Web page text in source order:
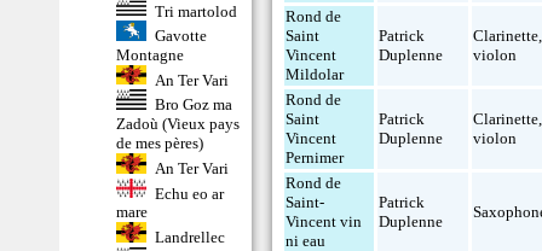
Tri martolod
Gavotte
Montagne
An Ter Vari
Bro Goz ma
Zadoù (Vieux pays
de mes pères)
An Ter Vari
Echu eo ar
mare
Landrellec
Rond de
Saint
Vincent
Mildolar
Patrick
Duplenne
Clarinette,
violon
Rond de
Saint
Vincent
Pernimer
Patrick
Duplenne
Clarinette,
violon
Rond de
Saint-
Vincent vin
ni eau
Patrick
Duplenne